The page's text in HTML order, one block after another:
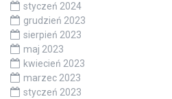
styczeń 2024
grudzień 2023
sierpień 2023
maj 2023
kwiecień 2023
marzec 2023
styczeń 2023